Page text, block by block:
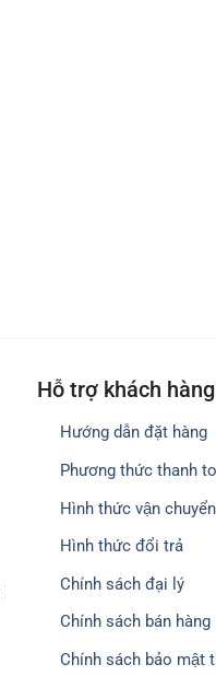
Hỗ trợ khách hàng
Hướng dẫn đặt hàng
Phương thức thanh
Hình thức vận chuyển
Hình thức đổi trả
Chính sách đại lý
Chính sách bán hàng
Chính sách bảo mật